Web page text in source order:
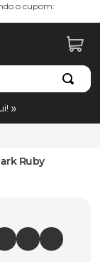
o cupom:
Ruby